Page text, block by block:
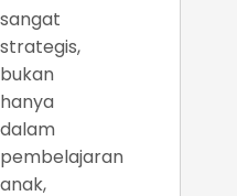
sangat
strategis,
bukan
hanya
dalam
pembelajaran
anak,